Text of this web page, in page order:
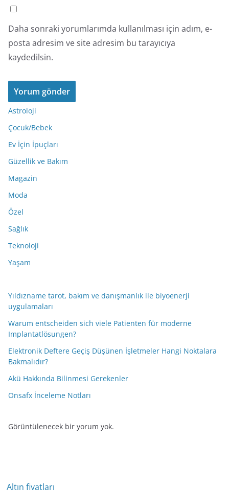
Daha sonraki yorumlarımda kullanılması için adım, e-
posta adresim ve site adresim bu tarayıcıya
kaydedilsin.
Astroloji
Çocuk/Bebek
Ev İçin İpuçları
Güzellik ve Bakım
Magazin
Moda
Özel
Sağlık
Teknoloji
Yaşam
Yıldızname tarot, bakım ve danışmanlık ile biyoenerji
uygulamaları
Warum entscheiden sich viele Patienten für moderne
Implantatlösungen?
Elektronik Deftere Geçiş Düşünen İşletmeler Hangi Noktalara
Bakmalıdır?
Akü Hakkında Bilinmesi Gerekenler
Onsafx İnceleme Notları
Görüntülenecek bir yorum yok.
Altın fiyatları